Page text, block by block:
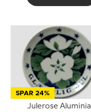
SPAR 24%
Julerose Aluminia